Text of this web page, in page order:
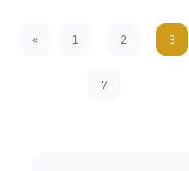
«
Previous Page
1 2 3
7